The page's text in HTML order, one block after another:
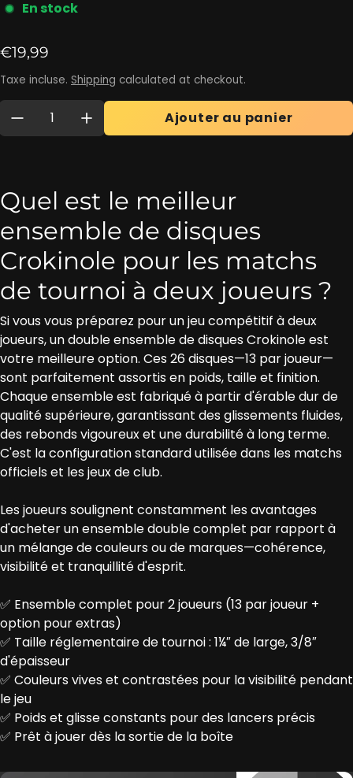
En stock
Prix ​​régulier
€19,99
Taxe incluse. Shipping calculated at checkout.
Quantité: Ajouter au panier
Quel est le meilleur
ensemble de disques
Crokinole pour les matchs
de tournoi à deux joueurs ?
Si vous vous préparez pour un jeu compétitif à deux
joueurs, un double ensemble de disques Crokinole est
votre meilleure option. Ces 26 disques—13 par joueur—
sont parfaitement assortis en poids, taille et finition.
Chaque ensemble est fabriqué à partir d'érable dur de
qualité supérieure, garantissant des glissements fluides,
des rebonds vigoureux et une durabilité à long terme.
C'est la configuration standard utilisée dans les matchs
officiels et les jeux de club.
Les joueurs soulignent constamment les avantages
d'acheter un ensemble double complet par rapport à
un mélange de couleurs ou de marques—cohérence,
visibilité et tranquillité d'esprit.
✅ Ensemble complet pour 2 joueurs (13 par joueur +
option pour extras)
✅ Taille réglementaire de tournoi : 1¼″ de large, 3/8″
d'épaisseur
✅ Couleurs vives et contrastées pour la visibilité pendant
le jeu
✅ Poids et glisse constants pour des lancers précis
✅ Prêt à jouer dès la sortie de la boîte